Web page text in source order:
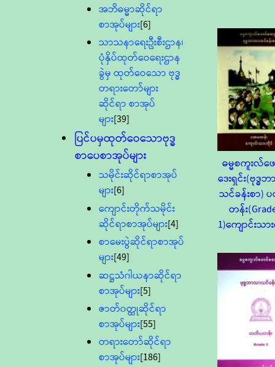
အဘိဓမ္မာဆိုင်ရာ
စာအုပ်များ[6]
သာသနာရေးဦးစီးဌာန၊
ပုံနှိပ်ထုတ်ဝေရေးဌာန
ခွဲမှ ထုတ်ဝေသော ဗုဒ္ဓ
တရားတော်များ
ဆိုင်ရာ စာအုပ်
များ[39]
ပြင်ပမှထုတ်ဝေသောဗုဒ္ဓ
စာပေစာအုပ်များ
သမိုင်းဆိုင်ရာစာအုပ်
များ[6]
ကျောင်းတိုက်သမိုင်း
ဆိုင်ရာစာအုပ်များ[4]
စာမေးပွဲဆိုင်ရာစာအုပ်
များ[49]
ဆဋ္ဌသံဂါယနာဆိုင်ရာ
စာအုပ်များ[5]
ဇာတ်၀တ္ထုဆိုင်ရာ
စာအုပ်များ[55]
တရားတော်ဆိုင်ရာ
စာအုပ်များ[186]
ဓမ္မစကူးလ်ဖ
ဒေးရှင်း(ဗုဒ္ဓ
သင်ခန်းစာ)
တန်း
1)ကျောင်းသ